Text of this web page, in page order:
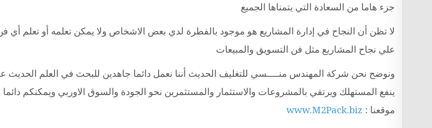
جزء هاما من السعادة التي يتمناها الجميع
لا تظن أن النجاح في إدارة المشاريع هو موجود بالفطرة لدي بعض الاشخاص ولا يمكن تعلمه أو تعلم أي
علي نجاح المشاريع مثل فن التسويق والمبيعات
ونوضح نحن شركة المهندس منــــسي للتغليف الحديث أننا نعمل دائما جاهدين للبحث في العلم الحديث
ينفع المستهلك ويرتقي بالمشروعات والاستثمار والمستثمرين نحو الجودة والسوق الاوربي ويمكنكم دائما
موقعنا : www.M2Pack.biz